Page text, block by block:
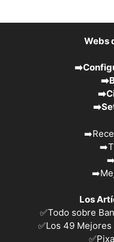
Webs
➡️
➡️
➡️
➡️
➡️
➡️
➡️
➡️
Los
✅Todo sobre
✅Los 49 Mejores